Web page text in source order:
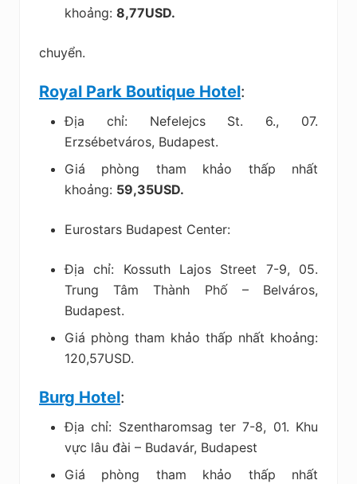
khoảng: 8,77USD.
chuyển.
Royal Park Boutique Hotel:
Địa chỉ: Nefelejcs St. 6., 07.
Erzsébetváros, Budapest.
Giá phòng tham khảo thấp nhất
khoảng: 59,35USD.
Eurostars Budapest Center:
Địa chỉ: Kossuth Lajos Street 7-9, 05.
Trung Tâm Thành Phố – Belváros,
Budapest.
Giá phòng tham khảo thấp nhất khoảng:
120,57USD.
Burg Hotel:
Địa chỉ: Szentharomsag ter 7-8, 01. Khu
vực lâu đài – Budavár, Budapest
Giá phòng tham khảo thấp nhất